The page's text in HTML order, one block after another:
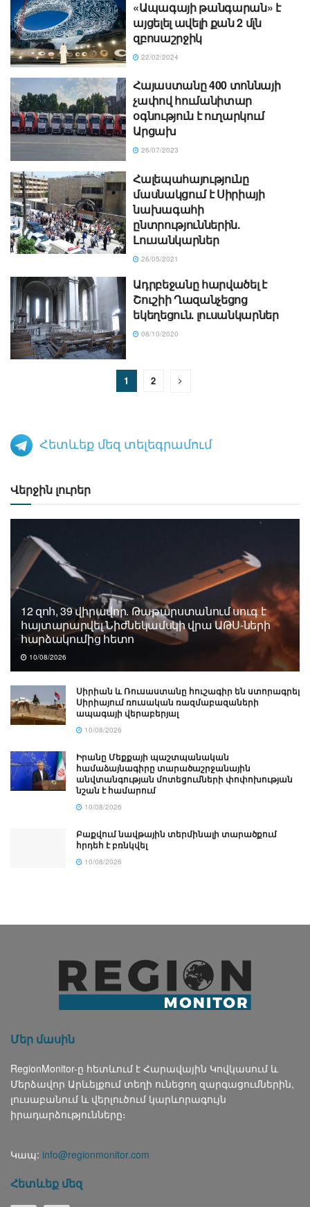
«Ապագայի թանգարան» է
այցելել ավելի քան 2 մլն
զբոսաշրջիկ
22/02/2024
Հայաստանը 400 տոննայի
չափով հումանիտար
օգնություն է ուղարկում
Արցախ
26/07/2023
Հալեպահայությունը
մասնակցում է Սիրիայի
նախագահի
ընտրություններին.
Լուսանկարներ
26/05/2021
Ադրբեջանը հարվածել է
Շուշիի Ղազանչեցոց
եկեղեցուն. լուսանկարներ
08/10/2020
1 2
Հետևեք մեզ տելեգրամում
Վերջին լուրեր
12 զոհ, 39 վիրավոր. Թաթարստանում սուգ է
հայտարարվել Նիժնեկամսկի վրա ԱԹՍ-ների
հարձակումից հետո
10/08/2026
Սիրիան և Ռուսաստանը հուշագիր են ստորագրել
Սիրիայում ռուսական ռազմաբազաների
ապագայի վերաբերյալ
10/08/2026
Իրանը Մեքքայի պաշտպանական
համաձայնագիրը տարածաշրջանային
անվտանգության մոտեցումների փոփոխության
նշան է համարում
10/08/2026
Բաքվում նավթային տերմինալի տարածքում
հրդեհ է բռնկվել
10/08/2026
Մեր մասին
RegionMonitor-ը հետևում է Հարավային Կովկասում և
Մերձավոր Արևելքում տեղի ունեցող զարգացումներին,
լուսաբանում և վերլուծում կարևորագույն
իրադարձությունները։
Կապ: info@regionmonitor.com
Հետևեք մեզ